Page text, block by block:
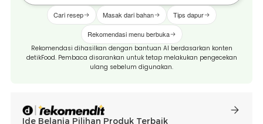
Cari resep Masak dari bahan Tips dapur
Rekomendasi menu berbuka
Rekomendasi dihasilkan dengan bantuan AI berdasarkan konten
detikFood. Pembaca disarankan untuk tetap melakukan pengecekan
ulang sebelum digunakan.